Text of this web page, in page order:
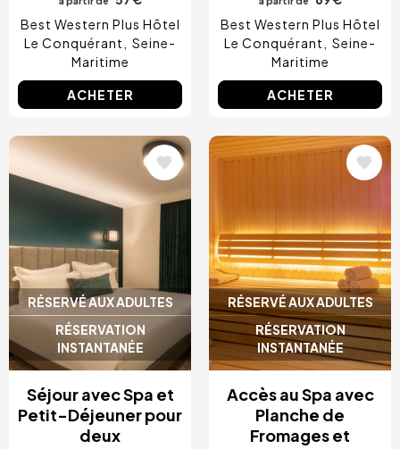
Best Western Plus Hôtel
Le Conquérant
Seine-
Maritime
ACHETER
Best Western Plus Hôtel
Le Conquérant
Seine-
Maritime
ACHETER
RÉSERVÉ AUX ADULTES
RÉSERVATION
INSTANTANÉE
Image
Séjour avec Spa et
Petit-Déjeuner pour
deux
RÉSERVÉ AUX ADULTES
RÉSERVATION
INSTANTANÉE
Image
Accès au Spa avec
Planche de
Fromages et